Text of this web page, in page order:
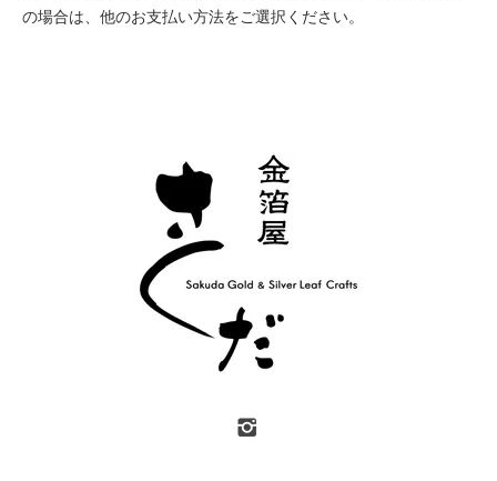
の場合は、他のお支払い方法をご選択ください。